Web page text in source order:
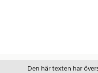
Den här texten har